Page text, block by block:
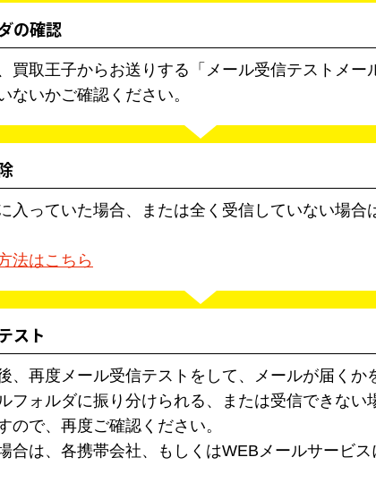
の確認
買取王子からお送りする「メール受信テストメー
ないかご確認ください。
入っていた場合、または全く受信していない場合
法はこちら
スト
、再度メール受信テストをして、メールが届くか
フォルダに振り分けられる、または受信できない
ので、再度ご確認ください。
合は、各携帯会社、もしくはWEBメールサービ